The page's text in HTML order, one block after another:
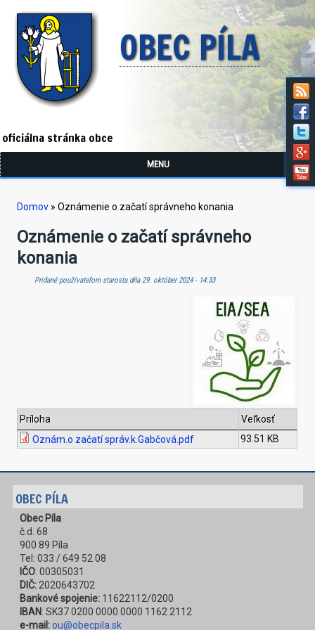
OBEC PÍLA
oficiálna stránka obce
MENU
Nachádzate sa tu
Domov » Oznámenie o začatí správneho konania
Oznámenie o začatí správneho
konania
Pridané používateľom starostadňa 29. október 2024 - 14:33
Príloha
Veľkosť
Oznám.o začatí správ.k.Gabčová.pdf
93.51 KB
OBEC PÍLA
Obec Píla
č.d. 68
900 89 Píla
Tel: 033 / 649 52 08
IČO: 00305031
DIČ:2020643702
Bankové spojenie:11622112/0200
IBAN: SK37 0200 0000 0000 1162 2112
e-mail:ou@obecpila.sk